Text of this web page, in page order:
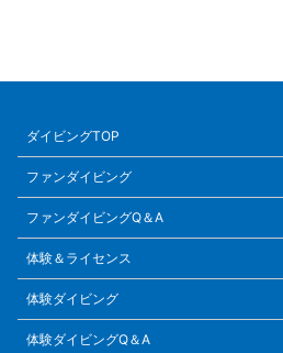
ダイビングTOP
ファンダイビング
ファンダイビングQ＆A
体験＆ライセンス
体験ダイビング
体験ダイビングQ＆A